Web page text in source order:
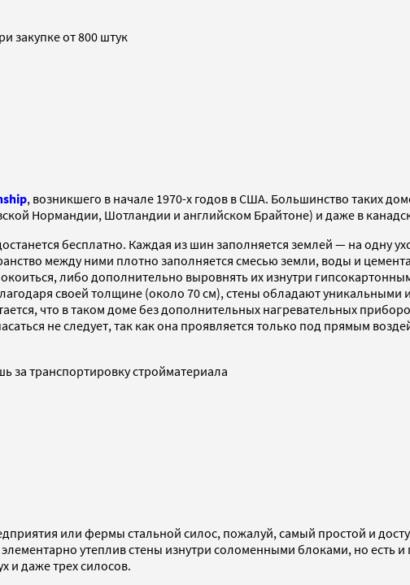
закупке от 800 штук
, возникшего в начале 1970-х годов в США. Большинство таких
Нормандии, Шотландии и английском Брайтоне) и даже в
бесплатно. Каждая из шин заполняется землей — на одну
между ними плотно заполняется смесью земли, воды и
либо дополнительно выровнять их изнутри
своей толщине (около 70 см), стены обладают
что в таком доме без дополнительных нагревательных
не следует, так как она проявляется только под прямым
за транспортировку стройматериала
или фермы стальной силос, пожалуй, самый простой и
утеплив стены изнутри соломенными блоками, но есть
и даже трех силосов.